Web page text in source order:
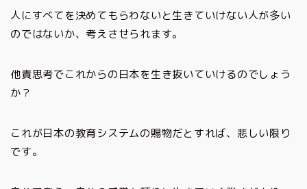
人にすべてを決めてもらわないと生きていけない人が多い
のではないか、考えさせられます。
他責思考でこれからの日本を生き抜いていけるのでしょう
か？
これが日本の教育システムの賜物だとすれば、悲しい限り
です。